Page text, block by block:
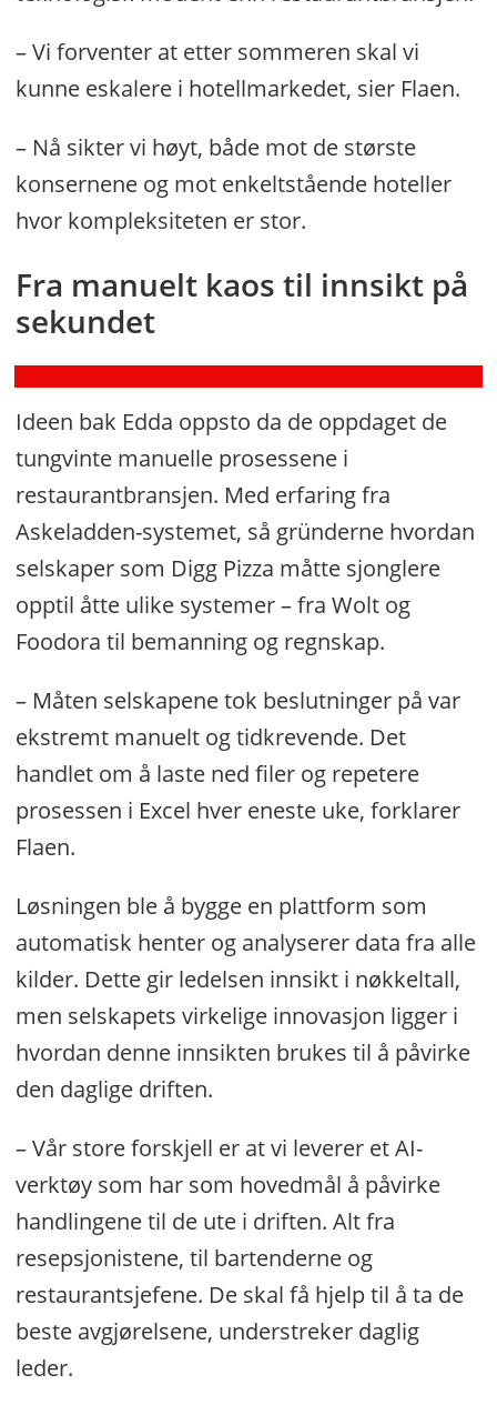
– Vi forventer at etter sommeren skal vi
kunne eskalere i hotellmarkedet, sier Flaen.
– Nå sikter vi høyt, både mot de største
konsernene og mot enkeltstående hoteller
hvor kompleksiteten er stor.
Fra manuelt kaos til innsikt på
sekundet
–
Vi
gjøre
15.000
justeringer
i
uken
Ideen bak Edda oppsto da de oppdaget de
tungvinte manuelle prosessene i
restaurantbransjen. Med erfaring fra
Askeladden-systemet, så gründerne hvordan
selskaper som Digg Pizza måtte sjonglere
opptil åtte ulike systemer – fra Wolt og
Foodora til bemanning og regnskap.
– Måten selskapene tok beslutninger på var
ekstremt manuelt og tidkrevende. Det
handlet om å laste ned filer og repetere
prosessen i Excel hver eneste uke, forklarer
Flaen.
Løsningen ble å bygge en plattform som
automatisk henter og analyserer data fra alle
kilder. Dette gir ledelsen innsikt i nøkkeltall,
men selskapets virkelige innovasjon ligger i
hvordan denne innsikten brukes til å påvirke
den daglige driften.
– Vår store forskjell er at vi leverer et AI-
verktøy som har som hovedmål å påvirke
handlingene til de ute i driften. Alt fra
resepsjonistene, til bartenderne og
restaurantsjefene. De skal få hjelp til å ta de
beste avgjørelsene, understreker daglig
leder.